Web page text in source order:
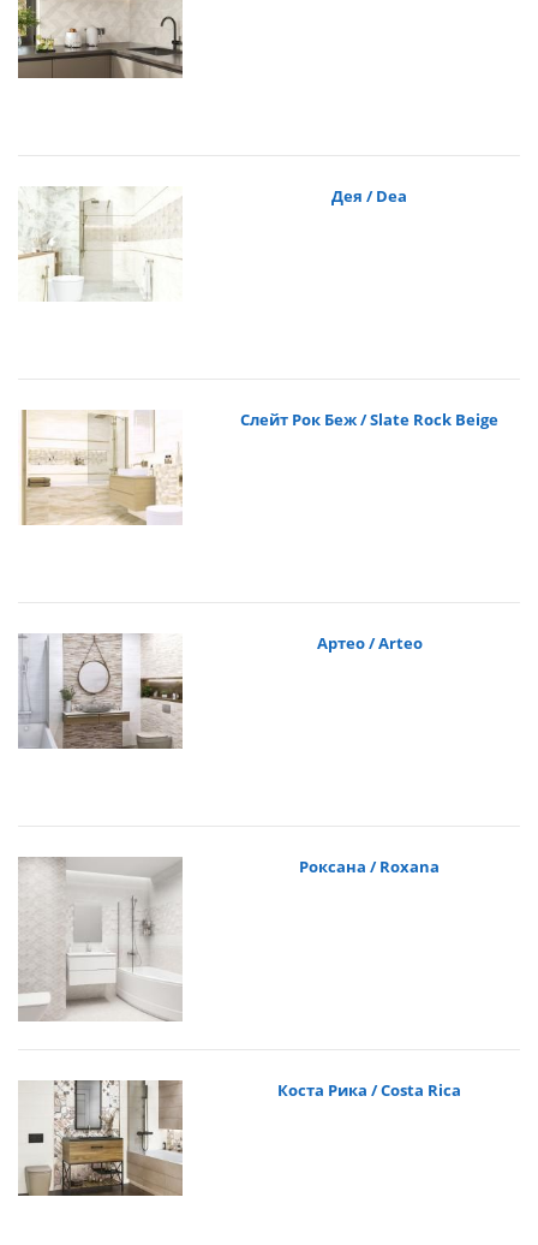
Дея / Dea
Слейт Рок Беж / Slate Rock Beige
Артео / Arteo
Роксана / Roxana
Коста Рика / Costa Rica